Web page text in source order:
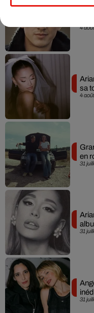
4
4
sa
31
en
31
31